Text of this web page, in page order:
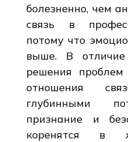
болезненно, чем
связь в
потому что
выше. В отличие
решения
отношения
глубинными
признание и
коренятся в